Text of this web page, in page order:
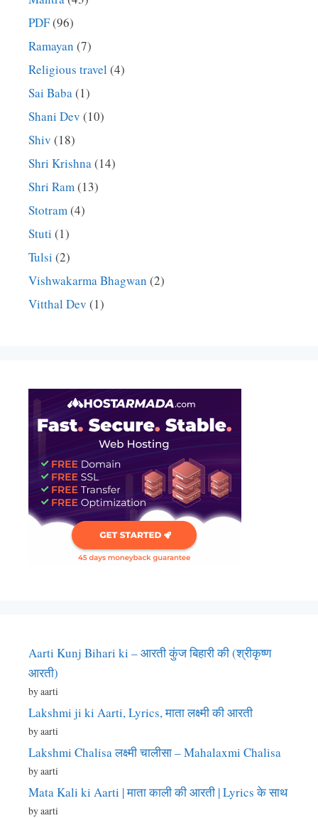
PDF(96)
Ramayan (7)
Religious travel (4)
Sai Baba(1)
Shani Dev (10)
Shiv (18)
Shri Krishna(14)
Shri Ram(13)
Stotram(4)
Stuti (1)
Tulsi (2)
Vishwakarma Bhagwan (2)
Vitthal Dev (1)
Aarti Kunj Bihari ki – आरती कुंज बिहारी की (श्रीकृष्ण
आरती)
by aarti
Lakshmi ji ki Aarti, Lyrics, माता लक्ष्मी की आरती
by aarti
Lakshmi Chalisa लक्ष्मी चालीसा – Mahalaxmi Chalisa
by aarti
Mata Kali ki Aarti | माता काली की आरती | Lyrics के साथ
by aarti